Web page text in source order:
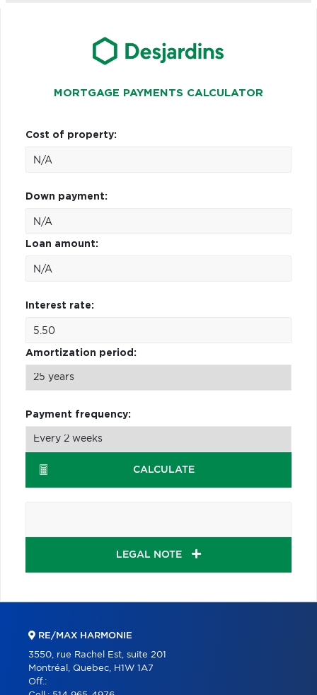
MORTGAGE PAYMENTS CALCULATOR
Cost of property:
Down payment:
Loan amount:
Interest rate:
Amortization period:
Payment frequency:
CALCULATE
LEGAL NOTE
RE/MAX HARMONIE
3550, rue Rachel Est, suite 201
Montréal, Quebec, H1W 1A7
Off.: